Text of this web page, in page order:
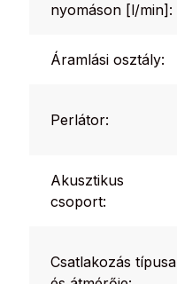
nyomáson [l/min]:
Áramlási osztály:
Perlátor:
Akusztikus
csoport:
Csatlakozás típusa